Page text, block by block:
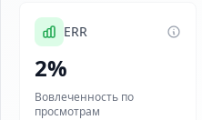
ERR
2%
Вовлеченность по
просмотрам